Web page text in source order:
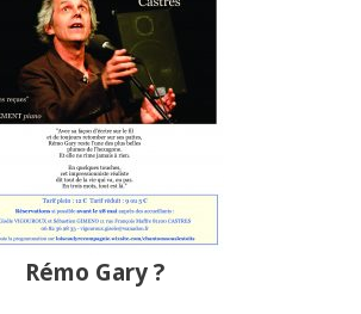
Rémo Gary ?